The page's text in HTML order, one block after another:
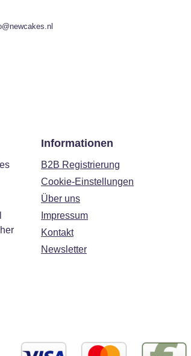
Informationen
B2B Registrierung
Cookie-Einstellungen
Über uns
Impressum
Kontakt
Newsletter